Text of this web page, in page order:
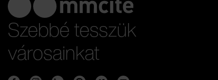
Szebbé tesszük
városainkat